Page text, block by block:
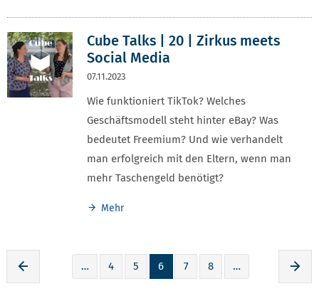
Cube Talks | 20 | Zirkus meets
Social Media
07.11.2023
Wie funktioniert TikTok? Welches
Geschäftsmodell steht hinter eBay? Was
bedeutet Freemium? Und wie verhandelt
man erfolgreich mit den Eltern, wenn man
mehr Taschengeld benötigt?
Mehr
Zur voherigen Seite
… 4 5 6 7 8 …